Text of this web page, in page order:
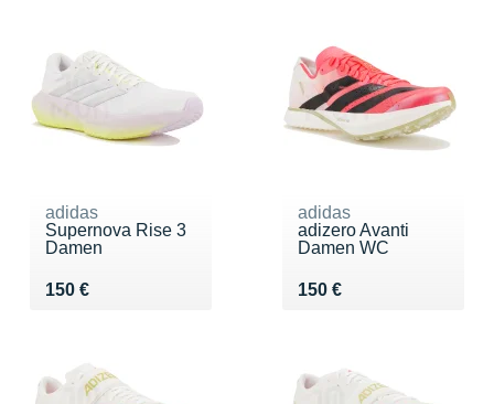
adidas
Supernova Rise 3
Damen
150 €
Vendu 150 €
adidas
adizero Avanti
Damen WC
150 €
Vendu 150 €